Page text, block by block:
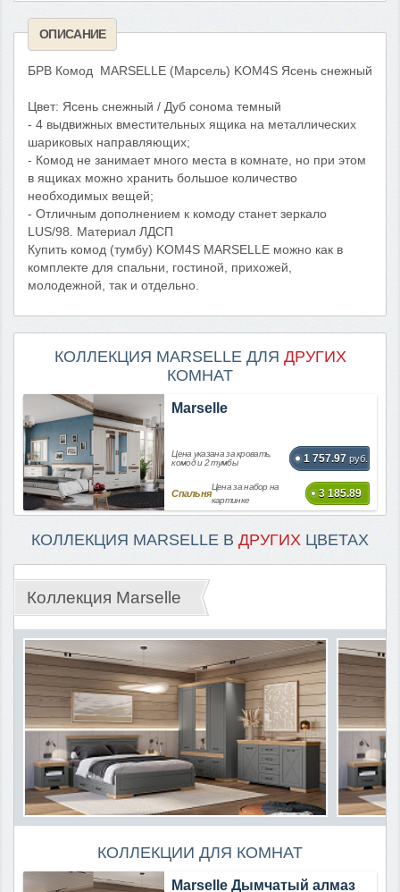
ОПИСАНИЕ
БРВ Комод MARSELLE (Марсель) KOM4S Ясень снежный
Цвет: Ясень снежный / Дуб сонома темный
- 4 выдвижных вместительных ящика на металлических
шариковых направляющих;
- Комод не занимает много места в комнате, но при этом
в ящиках можно хранить большое количество
необходимых вещей;
- Отличным дополнением к комоду станет зеркало
LUS/98. Материал ЛДСП
Купить комод (тумбу) KOM4S MARSELLE можно как в
комплекте для спальни, гостиной, прихожей,
молодежной, так и отдельно.
КОЛЛЕКЦИЯ MARSELLE ДЛЯ ДРУГИХ
КОМНАТ
Marselle
Цена указана за кровать,
комод и 2 тумбы
1 757.97 руб.
Спальня
Цена за набор на
картинке
3 185.89
КОЛЛЕКЦИЯ MARSELLE В ДРУГИХ ЦВЕТАХ
Коллекция Marselle
КОЛЛЕКЦИИ ДЛЯ КОМНАТ
Marselle Дымчатый алмаз